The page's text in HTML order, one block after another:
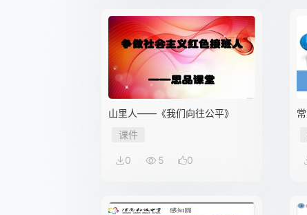
山里人——《我们向往公平》
课件
0 5 0